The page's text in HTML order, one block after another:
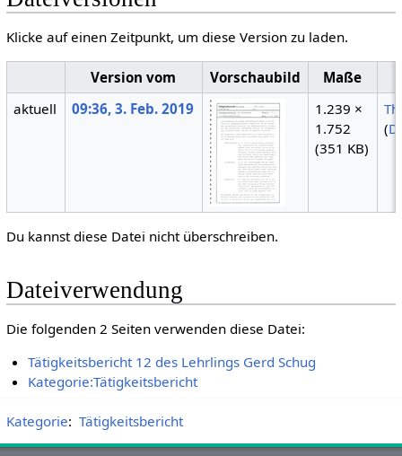
Klicke auf einen Zeitpunkt, um diese Version zu laden.
Version vom Vorschaubild
Maße
aktuell
09:36, 3. Feb. 2019
1.239 ×
1.752
(351 KB)
(
Du kannst diese Datei nicht überschreiben.
Dateiverwendung
Die folgenden 2 Seiten verwenden diese Datei:
Tätigkeitsbericht 12 des Lehrlings Gerd Schug
Kategorie:Tätigkeitsbericht
Kategorie: Tätigkeitsbericht